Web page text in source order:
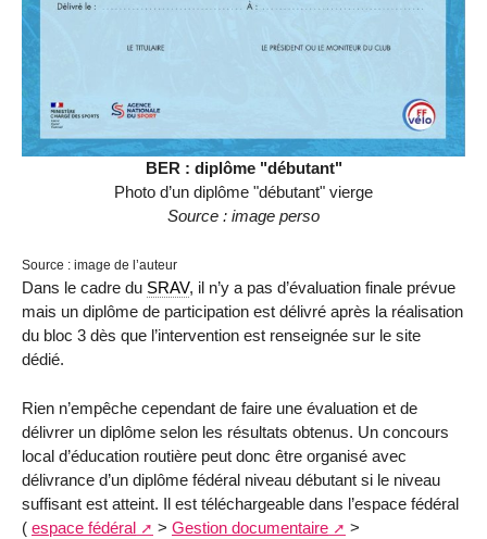
BER : diplôme "débutant"
Photo d’un diplôme "débutant" vierge
Source : image perso
Source : image de l’auteur
Dans le cadre du SRAV, il n’y a pas d’évaluation finale prévue
mais un diplôme de participation est délivré après la réalisation
du bloc 3 dès que l’intervention est renseignée sur le site
dédié.
Rien n’empêche cependant de faire une évaluation et de
délivrer un diplôme selon les résultats obtenus. Un concours
local d’éducation routière peut donc être organisé avec
délivrance d’un diplôme fédéral niveau débutant si le niveau
suffisant est atteint. Il est téléchargeable dans l’espace fédéral
( espace fédéral > Gestion documentaire
>